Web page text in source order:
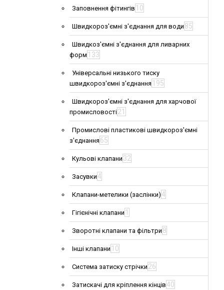
Заповнення фітингів 10
Швидкороз'ємні з'єднання для води 85
Швидкоз'ємні з'єднання для ливарних
форм 133
Універсальні низького тиску
швидкороз'ємні з'єднання 195
Швидкороз'ємні з'єднання для харчової
промисловості21
Промислові пластикові швидкороз'ємні
з'єднання 65
Кульові клапани 32
Засувки4
Клапани-метелики (заслінки)4
Гігієнічні клапани 1
Зворотні клапани та фільтри 8
Інші клапани 10
Система затиску стрічки 26
Затискачі для кріплення кінців40